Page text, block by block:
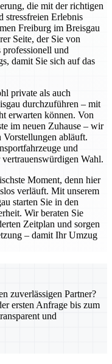
die mit der richtigen
stressfreien Erlebnis
Freiburg im Breisgau
Seite, der Sie von
und
damit Sie sich auf das
private als auch
durchzuführen – mit
erwarten können. Von
im neuen Zuhause – wir
Vorstellungen abläuft.
und
vertrauenswürdigen Wahl.
Moment, denn hier
verläuft. Mit unserem
starten Sie in den
Wir beraten Sie
Zeitplan und sorgen
– damit Ihr Umzug
zuverlässigen Partner?
ersten Anfrage bis zum
und